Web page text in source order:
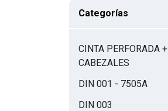
Categorías
CINTA PERFORADA +
CABEZALES
DIN 001 - 7505A
DIN 003